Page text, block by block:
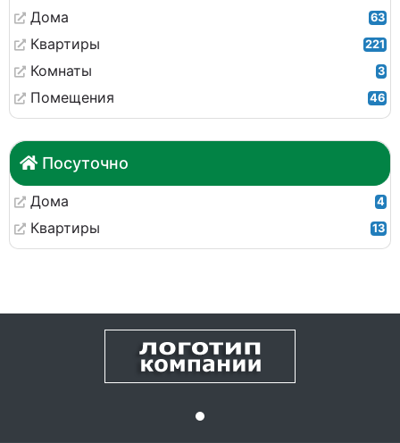
Дома 63
Квартиры 221
Комнаты 3
Помещения 46
Посуточно
Дома 4
Квартиры 13